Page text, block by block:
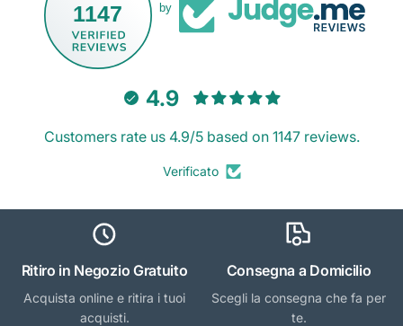
1147 by
4.9
Customers rate us 4.9/5 based on 1147 reviews.
Verificato
Ritiro in Negozio Gratuito
Acquista online e ritira i tuoi
acquisti.
Consegna a Domicilio
Scegli la consegna che fa per
te.